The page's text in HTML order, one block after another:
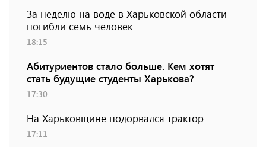
За неделю на воде в Харьковской области
погибли семь человек
18:15
Абитуриентов стало больше. Кем хотят
стать будущие студенты Харькова?
17:30
На Харьковщине подорвался трактор
17:11